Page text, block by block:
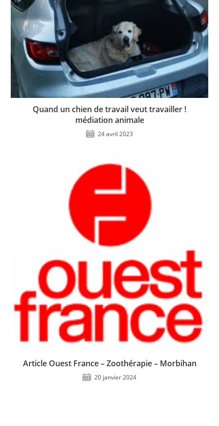
Quand un chien de travail veut travailler !
médiation animale
24 avril 2023
Article Ouest France – Zoothérapie – Morbihan
20 janvier 2024